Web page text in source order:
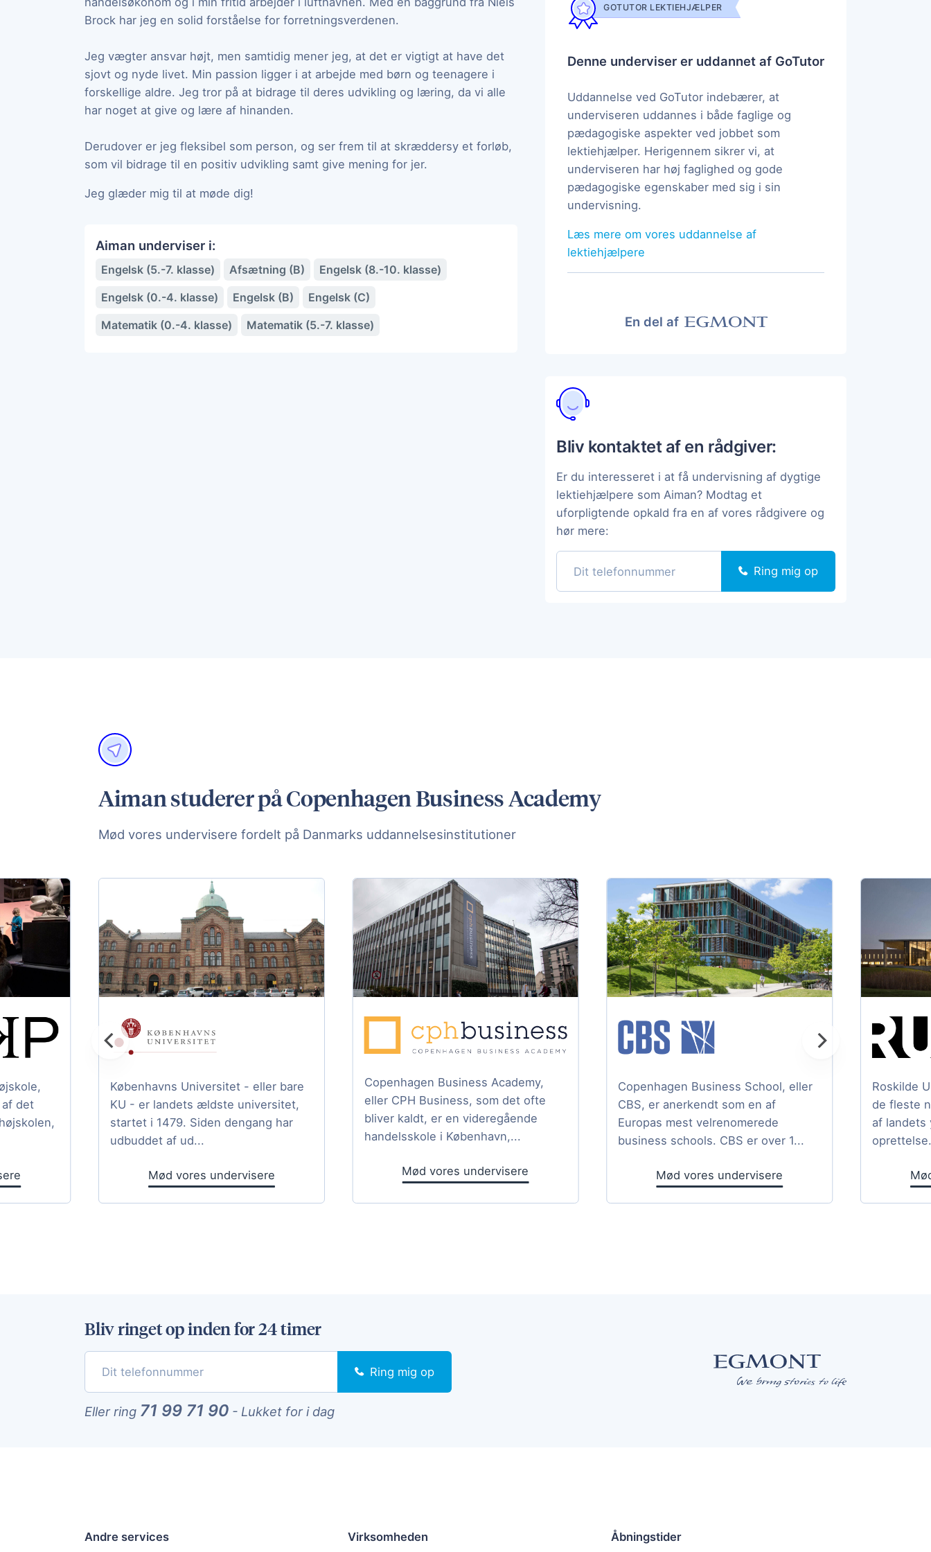
Brock har jeg en solid forståelse for forretningsverdenen.
Jeg vægter ansvar højt, men samtidig mener jeg, at det er vigtigt at have det
sjovt og nyde livet. Min passion ligger i at arbejde med børn og teenagere i
forskellige aldre. Jeg tror på at bidrage til deres udvikling og læring, da vi alle
har noget at give og lære af hinanden.
Derudover er jeg fleksibel som person, og ser frem til at skræddersy et forløb,
som vil bidrage til en positiv udvikling samt give mening for jer.
Jeg glæder mig til at møde dig!
Aiman underviser i:
Engelsk (5.-7. klasse) Afsætning (B)
Engelsk (8.-10. klasse)
Engelsk (0.-4. klasse)
Engelsk (B)
Engelsk (C)
Matematik (0.-4. klasse)
Matematik (5.-7. klasse)
GOTUTOR LEKTIEHJÆLPER
Denne underviser er uddannet af GoTutor
Uddannelse ved GoTutor indebærer, at
underviseren uddannes i både faglige og
pædagogiske aspekter ved jobbet som
lektiehjælper. Herigennem sikrer vi, at
underviseren har høj faglighed og gode
pædagogiske egenskaber med sig i sin
undervisning.
Læs mere om vores uddannelse af
lektiehjælpere
En del af
Bliv kontaktet af en rådgiver:
Er du interesseret i at få undervisning af dygtige
lektiehjælpere som Aiman? Modtag et
uforpligtende opkald fra en af vores rådgivere og
hør mere:
Ring mig op
Aiman studerer på Copenhagen Business Academy
Mød vores undervisere fordelt på Danmarks uddannelsesinstitutioner
Copenhagen Business Academy,
eller CPH Business, som det ofte
bliver kaldt, er en videregående
handelsskole i København,...
Mød vores undervisere
Copenhagen Business School, eller
CBS, er anerkendt som en af
Europas mest velrenomerede
business schools. CBS er over 1...
Mød vores undervisere
Roskilde
de fleste
af landets
det
Københavns Universitet - eller bare
KU - er landets ældste universitet,
startet i 1479. Siden dengang har
udbuddet af ud...
Mød vores undervisere
Bliv ringet op inden for 24 timer
Ring mig op
Eller ring 71 99 71 90 - Lukket for i dag
Andre services Virksomheden Åbningstider